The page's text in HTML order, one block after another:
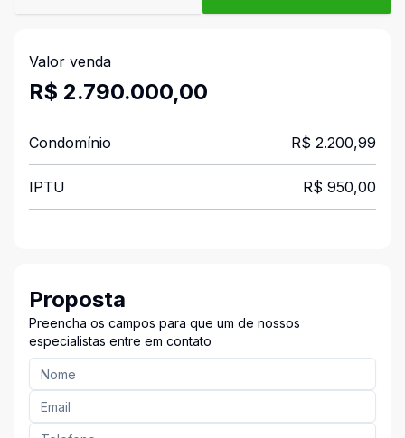
Valor venda
R$ 2.790.000,00
Condomínio R$ 2.200,99
IPTU R$ 950,00
Proposta
Preencha os campos para que um de nossos
especialistas entre em contato